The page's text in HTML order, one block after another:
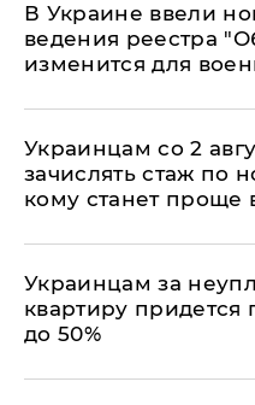
В Украине ввели
ведения реестра
изменится для
Украинцам со 2
зачислять стаж по
кому станет
Украинцам за
квартиру придется
до 50%